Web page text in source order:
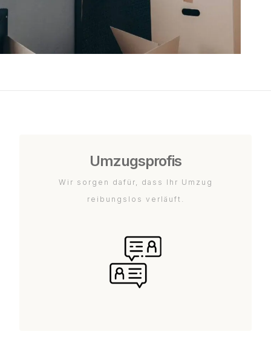
Umzugsprofis
Wir sorgen dafür, dass Ihr Umzug
reibungslos verläuft.